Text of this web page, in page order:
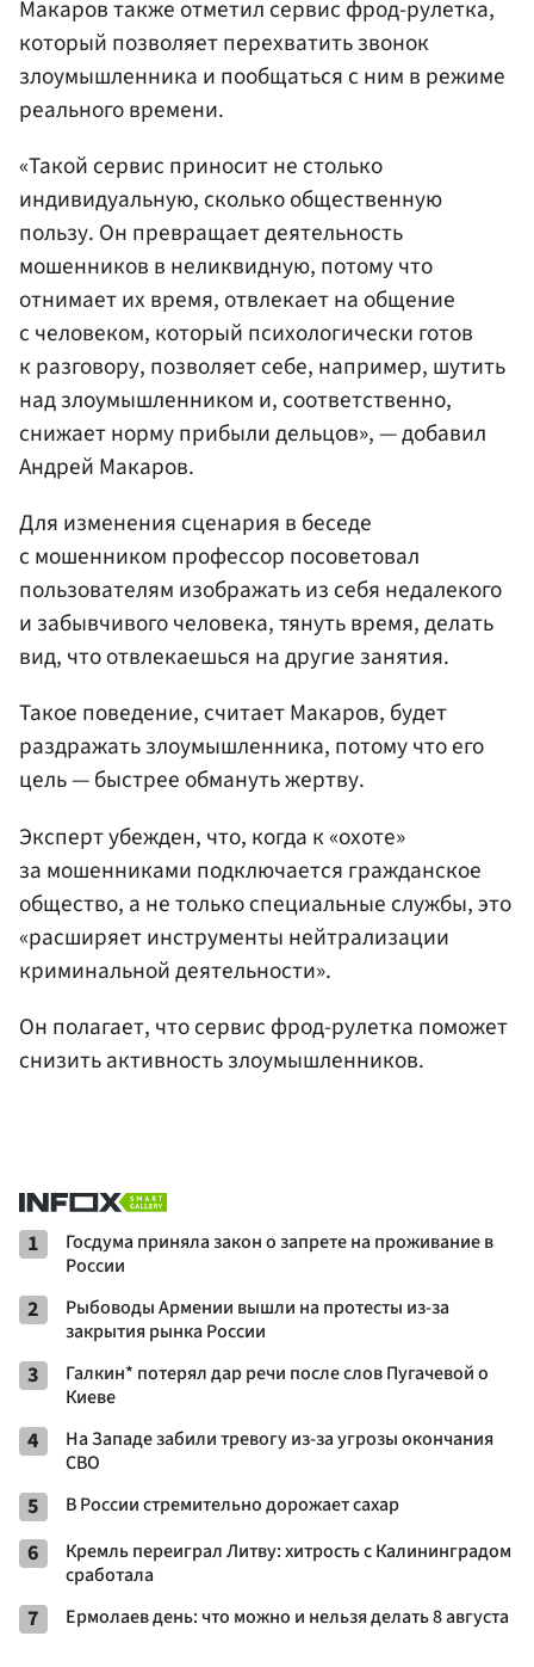
Макаров также отметил сервис фрод-рулетка,
который позволяет перехватить звонок
злоумышленника и пообщаться с ним в режиме
реального времени.
«Такой сервис приносит не столько
индивидуальную, сколько общественную
пользу. Он превращает деятельность
мошенников в неликвидную, потому что
отнимает их время, отвлекает на общение
с человеком, который психологически готов
к разговору, позволяет себе, например, шутить
над злоумышленником и, соответственно,
снижает норму прибыли дельцов», — добавил
Андрей Макаров.
Для изменения сценария в беседе
с мошенником профессор посоветовал
пользователям изображать из себя недалекого
и забывчивого человека, тянуть время, делать
вид, что отвлекаешься на другие занятия.
Такое поведение, считает Макаров, будет
раздражать злоумышленника, потому что его
цель — быстрее обмануть жертву.
Эксперт убежден, что, когда к «охоте»
за мошенниками подключается гражданское
общество, а не только специальные службы, это
«расширяет инструменты нейтрализации
криминальной деятельности».
Он полагает, что сервис фрод-рулетка поможет
снизить активность злоумышленников.
1
Госдума приняла закон о запрете на проживание в
России
2
Рыбоводы Армении вышли на протесты из-за
закрытия рынка России
3
Галкин* потерял дар речи после слов Пугачевой о
Киеве
4
На Западе забили тревогу из-за угрозы окончания
СВО
5 В России стремительно дорожает сахар
6
Кремль переиграл Литву: хитрость с Калининградом
сработала
7 Ермолаев день: что можно и нельзя делать 8 августа